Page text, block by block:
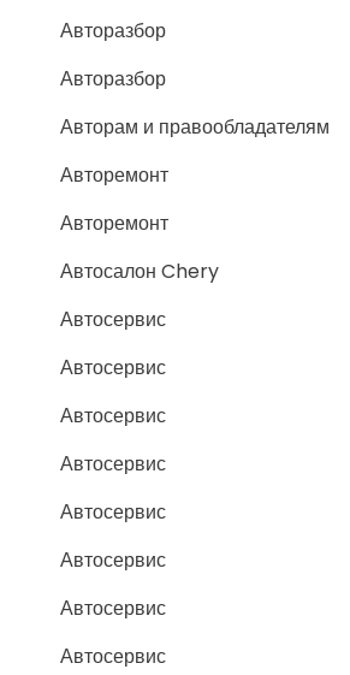
Авторазбор
Авторазбор
Авторам и правообладателям
Авторемонт
Авторемонт
Автосалон Chery
Автосервис
Автосервис
Автосервис
Автосервис
Автосервис
Автосервис
Автосервис
Автосервис